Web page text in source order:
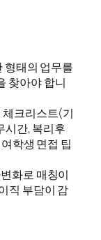
형태의 업무를
찾아야 합니
체크리스트(기
시간, 복리후
학생 면접 팁
화로 매칭이
직 부담이 감